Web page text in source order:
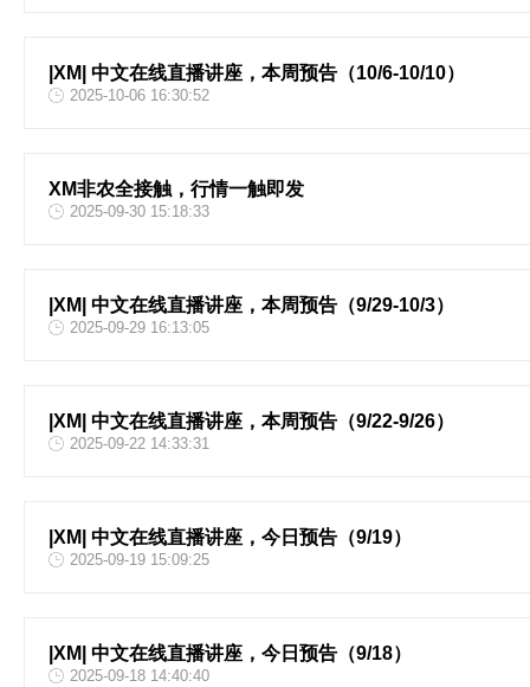
|XM| 中文在线直播讲座，本周预告（10/6-10/10）
2025-10-06 16:30:52
XM非农全接触，行情一触即发
2025-09-30 15:18:33
|XM| 中文在线直播讲座，本周预告（9/29-10/3）
2025-09-29 16:13:05
|XM| 中文在线直播讲座，本周预告（9/22-9/26）
2025-09-22 14:33:31
|XM| 中文在线直播讲座，今日预告（9/19）
2025-09-19 15:09:25
|XM| 中文在线直播讲座，今日预告（9/18）
2025-09-18 14:40:40